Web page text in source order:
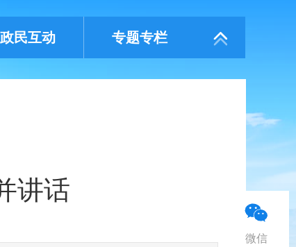
政民互动 专题专栏
讲话
微信